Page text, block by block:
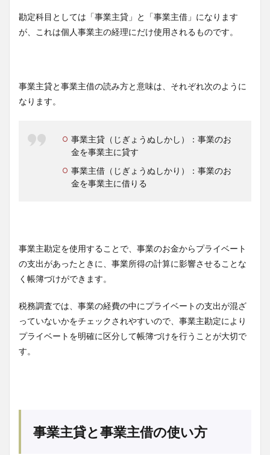
勘定科目としては「事業主貸」と「事業主借」になります
が、これは個人事業主の経理にだけ使用されるものです。
事業主貸と事業主借の読み方と意味は、それぞれ次のように
なります。
事業主貸（じぎょうぬしかし）：事業のお
金を事業主に貸す
事業主借（じぎょうぬしかり）：事業のお
金を事業主に借りる
事業主勘定を使用することで、事業のお金からプライベート
の支出があったときに、事業所得の計算に影響させることな
く帳簿づけができます。
税務調査では、事業の経費の中にプライベートの支出が混ざ
っていないかをチェックされやすいので、事業主勘定により
プライベートを明確に区分して帳簿づけを行うことが大切で
す。
事業主貸と事業主借の使い方